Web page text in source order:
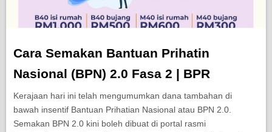
Cara Semakan Bantuan Prihatin
Nasional (BPN) 2.0 Fasa 2 | BPR
Kerajaan hari ini telah mengumumkan dana tambahan di
bawah insentif Bantuan Prihatian Nasional atau BPN 2.0.
Semakan BPN 2.0 kini boleh dibuat di portal rasmi